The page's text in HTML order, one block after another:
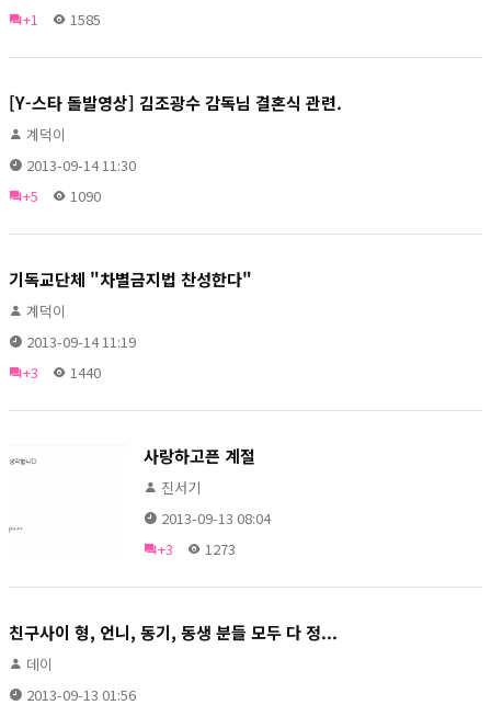
+1
1585
[Y-스타 돌발영상] 김조광수 감독님 결혼식 관련.
계덕이
2013-09-14 11:30
+5
1090
기독교단체 "차별금지법 찬성한다"
계덕이
2013-09-14 11:19
+3
1440
사랑하고픈 계절
진서기
2013-09-13 08:04
+3
1273
친구사이 형, 언니, 동기, 동생 분들 모두 다 정...
데이
2013-09-13 01:56